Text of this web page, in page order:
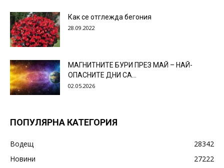
Как се отглежда бегония
28.09.2022
МАГНИТНИТЕ БУРИ ПРЕЗ МАЙ – НАЙ-
ОПАСНИТЕ ДНИ СА…
02.05.2026
ПОПУЛЯРНА КАТЕГОРИЯ
Водещ
28342
Новини
27222